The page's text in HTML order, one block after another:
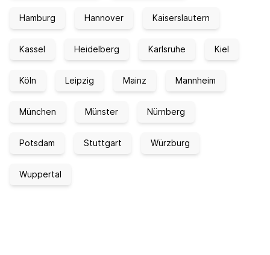
Hamburg Hannover Kaiserslautern
Kassel Heidelberg Karlsruhe Kiel
Köln Leipzig Mainz Mannheim
München Münster Nürnberg
Potsdam Stuttgart Würzburg
Wuppertal